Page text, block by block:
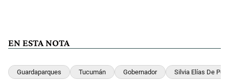
EN ESTA NOTA
Guardaparques Tucumán Gobernador Silvia Elías De